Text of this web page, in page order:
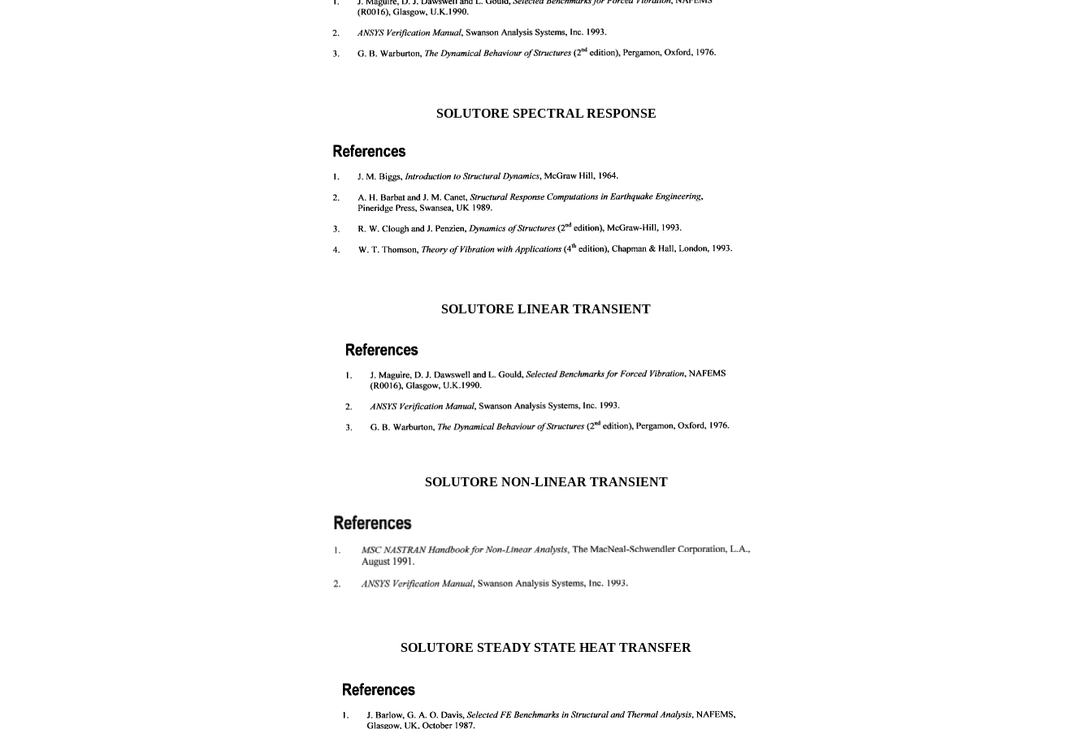
SOLUTORE SPECTRAL RESPONSE
SOLUTORE LINEAR TRANSIENT
SOLUTORE NON-LINEAR TRANSIENT
SOLUTORE STEADY STATE HEAT TRANSFER